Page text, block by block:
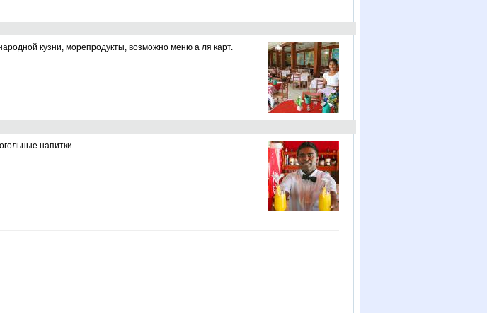
кузни, морепродукты, возможно меню а ля карт.
напитки.